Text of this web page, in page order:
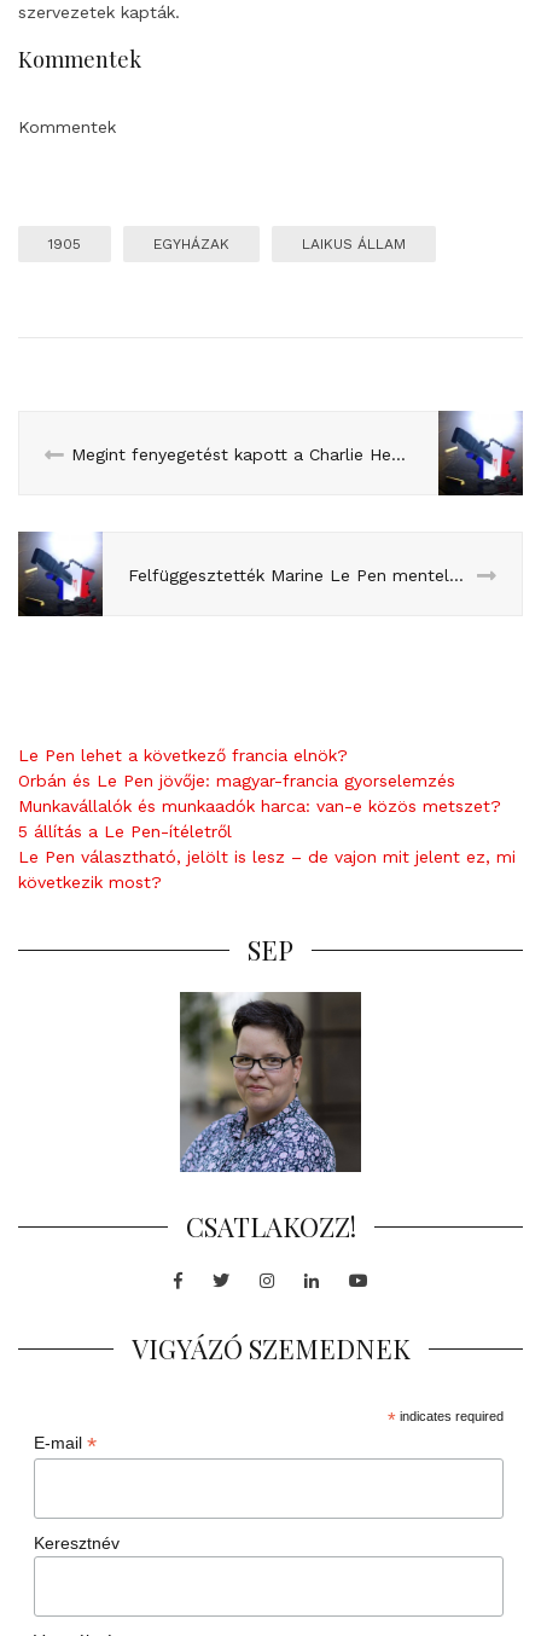
szervezetek kapták.
Kommentek
Kommentek
1905 EGYHÁZAK LAIKUS ÁLLAM
Megint fenyegetést kapott a Charlie Hebdo, ezúttal egy iszlamológus kifigurázása miatt
Felfüggesztették Marine Le Pen mentelmi jogát, miután ISIS-fotókat posztolt
Le Pen lehet a következő francia elnök?
Orbán és Le Pen jövője: magyar-francia gyorselemzés
Munkavállalók és munkaadók harca: van-e közös metszet?
5 állítás a Le Pen-ítéletről
Le Pen választható, jelölt is lesz – de vajon mit jelent ez, mi
következik most?
SEP
CSATLAKOZZ!
Facebook
TwitterInstagram
LinkedInYoutube
VIGYÁZÓ SZEMEDNEK
*indicates required
E-mail *
Keresztnév